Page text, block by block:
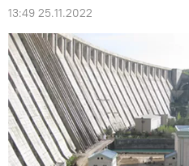
13:49 25.11.2022